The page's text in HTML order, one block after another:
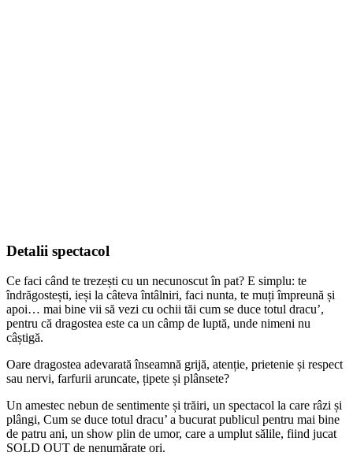
Detalii spectacol
Ce faci când te trezești cu un necunoscut în pat? E simplu: te
îndrăgostești, ieși la câteva întâlniri, faci nunta, te muți împreună și
apoi… mai bine vii să vezi cu ochii tăi cum se duce totul dracu’,
pentru că dragostea este ca un câmp de luptă, unde nimeni nu
câștigă.
Oare dragostea adevarată înseamnă grijă, atenție, prietenie și respect
sau nervi, farfurii aruncate, țipete și plânsete?
Un amestec nebun de sentimente și trăiri, un spectacol la care râzi și
plângi, Cum se duce totul dracu’ a bucurat publicul pentru mai bine
de patru ani, un show plin de umor, care a umplut sălile, fiind jucat
SOLD OUT de nenumărate ori.